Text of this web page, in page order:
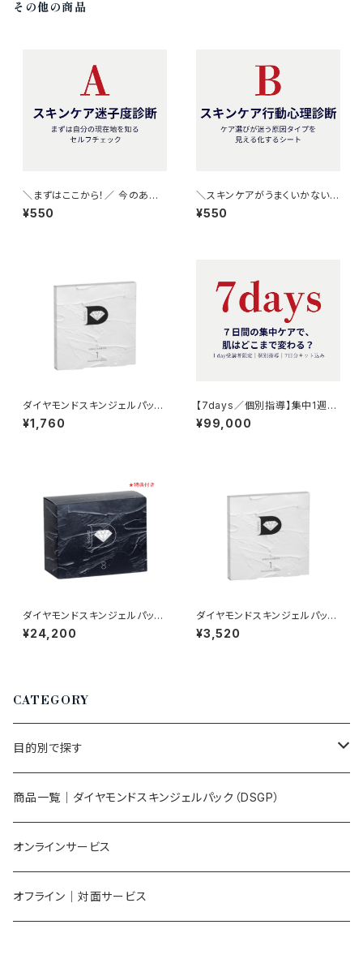
その他の商品
＼まずはここから！／ 今のあな
たの“スキンケア迷子レベル”が
3分でわかるセルフ診断シート
¥550
＼スキンケアがうまくいかない理
由は“肌”ではなく“思考”にあ
る？／ ケア迷いを生む原因タイ
¥550
ダイヤモンドスキンジェルパック
（1包入）×１箱 弊社オリジナ
ル｜琉球粘土×炭酸ガスパック
¥1,760
【7days／個別指導】集中1週間
で肌はどこまで変わる？本気の
スキンケア体感講座｜トライア
¥99,000
ダイヤモンドスキンジェルパック
(8包入)×2箱 弊社オリ
ジナル｜琉球粘土×炭酸ガスパ
¥24,200
ダイヤモンドスキンジェルパック
（1包入）×２箱 弊社オリジナ
ル｜琉球粘土×炭酸ガスパック
¥3,520
CATEGORY
目的別で探す
肌の調子を整えたい
自分の肌を理解して整えたい
肌を整える習慣をつくりたい
商品一覧｜ダイヤモンドスキンジェルパック（DSGP）
オンラインサービス
オフライン｜対面サービス